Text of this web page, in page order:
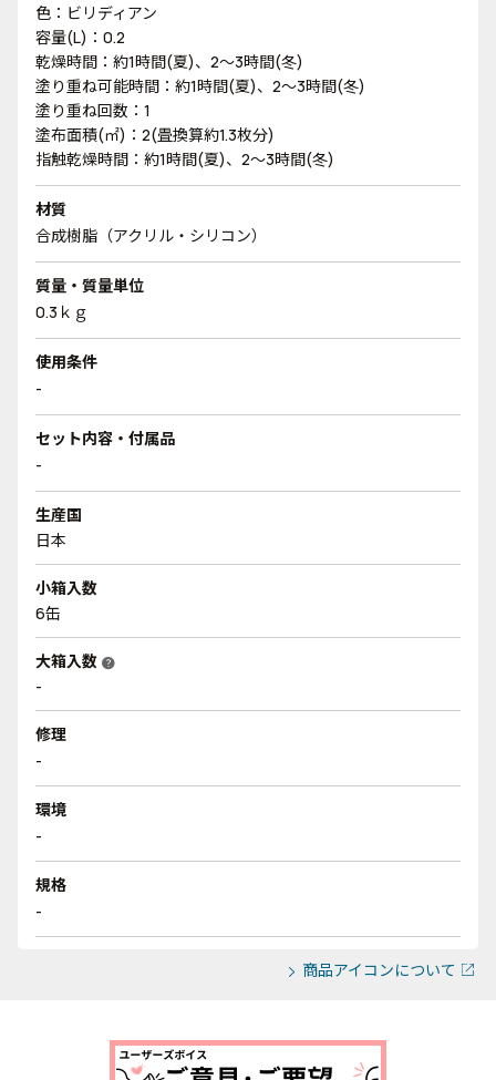
色：ビリディアン
容量(L)：0.2
乾燥時間：約1時間(夏)、2～3時間(冬)
塗り重ね可能時間：約1時間(夏)、2～3時間(冬)
塗り重ね回数：1
塗布面積(㎡)：2(畳換算約1.3枚分)
指触乾燥時間：約1時間(夏)、2～3時間(冬)
材質
合成樹脂（アクリル・シリコン）
質量・質量単位
0.3ｋｇ
使用条件
-
セット内容・付属品
-
生産国
日本
小箱入数
6缶
大箱入数 help
-
修理
-
環境
-
規格
-
商品アイコンについて